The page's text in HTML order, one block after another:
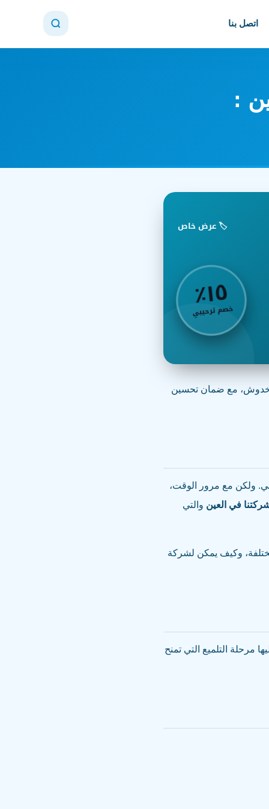
اتصل بنا
:
🏷️ عرض خاص
١٥
٪
خصم ترحيبي
مع ضمان تحسين
ولكن مع مرور الوقت،
في العين والتي
وكيف يمكن لشركة
مرحلة التلميع التي تمنح